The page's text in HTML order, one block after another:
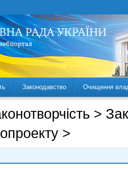
Законодавство Очищення
>
>